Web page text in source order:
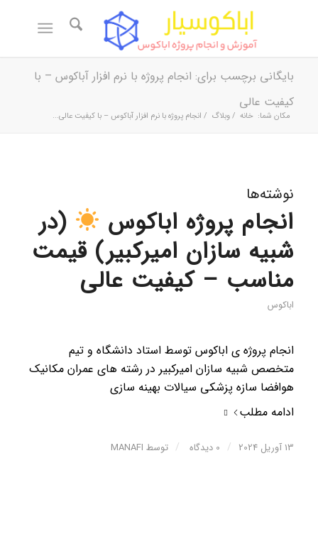
بایگانی برچسب برای: انجام پروژه با نرم افزار آباکوس – با
کیفیت عالی
مکان شما: خانه / وبلاگ / انجام پروژه با نرم افزار آباکوس – با کیفیت عالی...
نوشته‌ها
انجام پروژه اباکوس
(در
شبیه سازان امیرکبیر) قیمت
مناسب – کیفیت عالی
اباکوس
انجام پروژه ی اباکوس توسط استاد دانشگاه و تیم
متخصص شبیه سازان امیرکبیر در رشته های عمران مکانیک
هوافضا سازه پزشکی سیالات بهینه سازی
ادامه مطلب
13 آوریل 2024 / 0 دیدگاه / توسط MANAFI